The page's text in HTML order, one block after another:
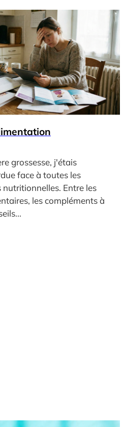
grossesse, j'étais
face à toutes les
Entre les
les compléments à